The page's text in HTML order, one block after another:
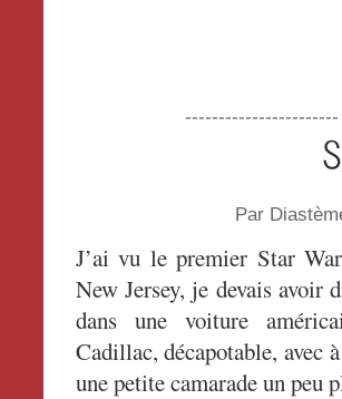
Par
J’ai vu le premier Star
New Jersey, je devais avoir
dans une voiture
Cadillac, décapotable, avec
une petite camarade un